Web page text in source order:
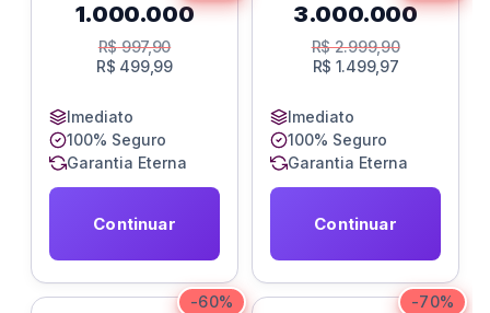
1.000.000
R$997,90
R$ 499,99
Imediato
100% Seguro
Garantia Eterna
Continuar
3.000.000
R$2.999,90
R$ 1.499,97
Imediato
100% Seguro
Garantia Eterna
Continuar
-60% -70%